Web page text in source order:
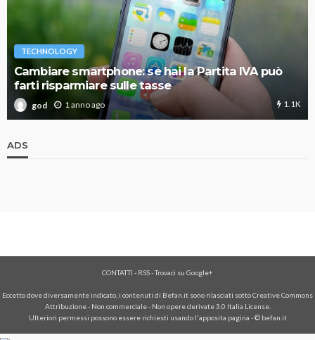
TECHNOLOGY
Cambiare smartphone: se hai la Partita IVA può
farti risparmiare sulle tasse
god 1 anno ago 1.1K
ADS
CONTATTI - RSS-Trovaci su Google+
Eccetto dove diversamente indicato, i contenuti di Befan.it sono rilasciati sotto Creative Commons
Attribuzione - Non commerciale - Non opere derivate 3.0 Italia License.
Ulteriori permessi possono essere richiesti usando l'apposita pagina - © befan.it